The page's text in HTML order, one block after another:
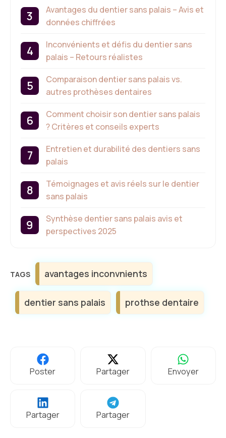
Avantages du dentier sans palais – Avis et
données chiffrées
Inconvénients et défis du dentier sans
palais – Retours réalistes
Comparaison dentier sans palais vs.
autres prothèses dentaires
Comment choisir son dentier sans palais
? Critères et conseils experts
Entretien et durabilité des dentiers sans
palais
Témoignages et avis réels sur le dentier
sans palais
Synthèse dentier sans palais avis et
perspectives 2025
Étiquettes
avantages inconvnients
dentier sans palais prothse dentaire
Poster Partager Envoyer
Partager Partager